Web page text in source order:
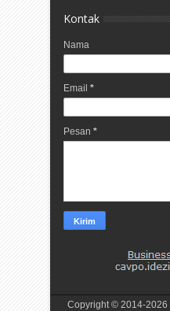
Kontak
Nama
Email *
Pesan *
Copyright © 2014-2026